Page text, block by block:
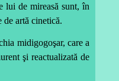
lui de mireasă sunt, în
de artă cinetică.
midigogoşar, care a
şi reactualizată de